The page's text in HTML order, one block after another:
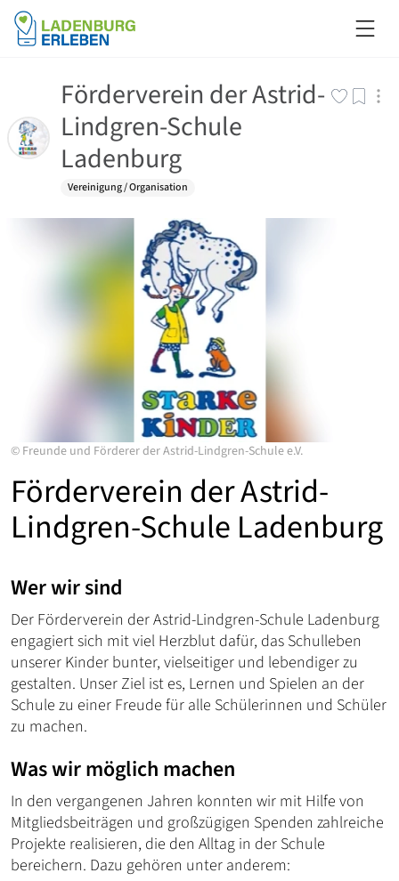
Förderverein der Astrid-
Lindgren-Schule
Ladenburg
Vereinigung / Organisation
© Freunde und Förderer der Astrid-Lindgren-Schule e.V.
Förderverein der Astrid-
Lindgren-Schule Ladenburg
Wer wir sind
Der Förderverein der Astrid-Lindgren-Schule Ladenburg
engagiert sich mit viel Herzblut dafür, das Schulleben
unserer Kinder bunter, vielseitiger und lebendiger zu
gestalten. Unser Ziel ist es, Lernen und Spielen an der
Schule zu einer Freude für alle Schülerinnen und Schüler
zu machen.
Was wir möglich machen
In den vergangenen Jahren konnten wir mit Hilfe von
Mitgliedsbeiträgen und großzügigen Spenden zahlreiche
Projekte realisieren, die den Alltag in der Schule
bereichern. Dazu gehören unter anderem: